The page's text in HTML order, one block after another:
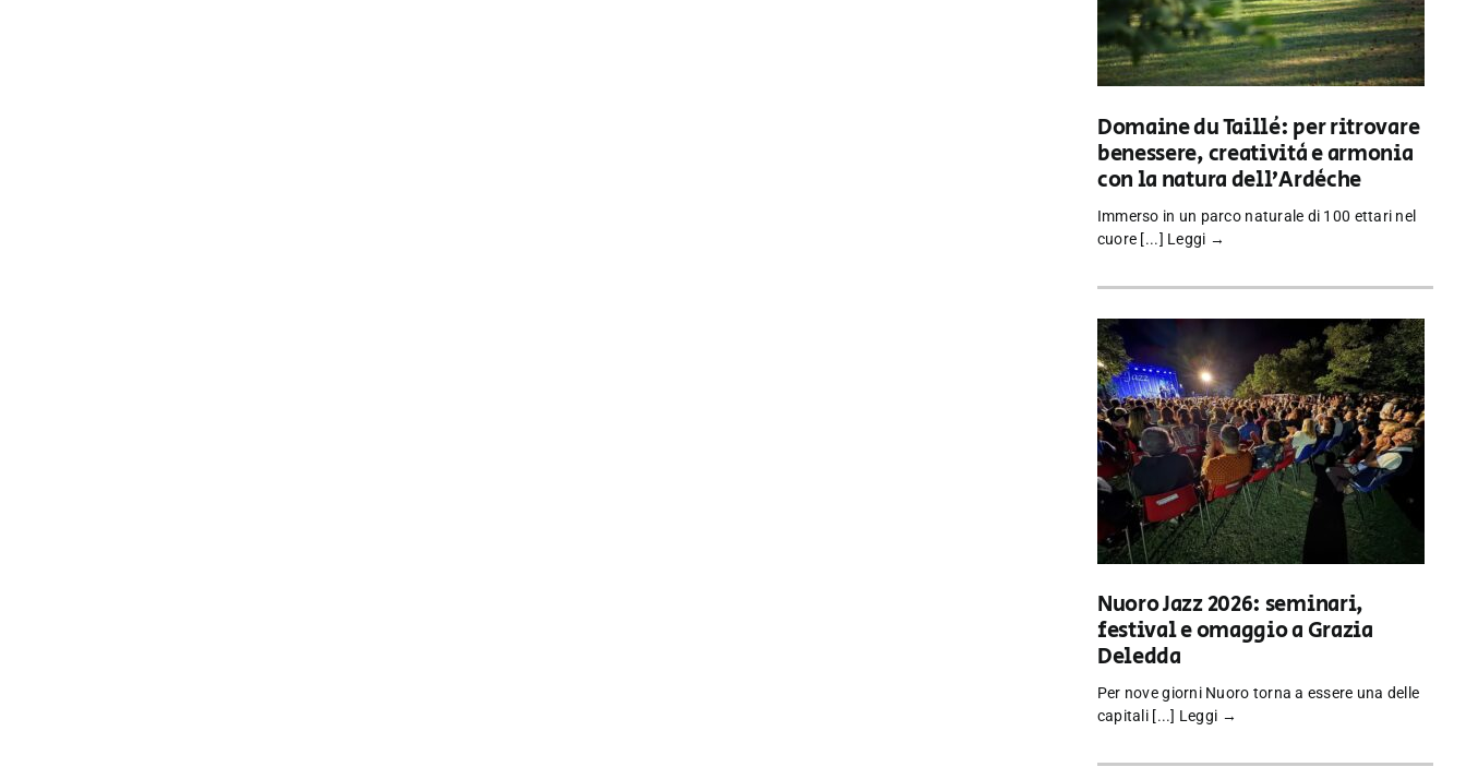
Domaine du Taillé: per ritrovare
benessere, creatività e armonia
con la natura dell’Ardèche
Immerso in un parco naturale di 100 ettari nel
cuore [...] Leggi →
Nuoro Jazz 2026: seminari,
festival e omaggio a Grazia
Deledda
Per nove giorni Nuoro torna a essere una delle
capitali [...] Leggi →